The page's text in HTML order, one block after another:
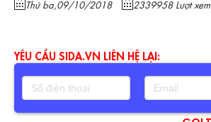
Thứ ba,09/10/2018 2339958 Lượt xem